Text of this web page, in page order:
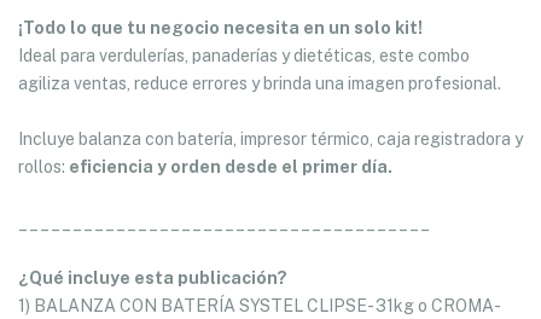
¡Todo lo que tu negocio necesita en un solo kit!
Ideal para verdulerías, panaderías y dietéticas, este combo
agiliza ventas, reduce errores y brinda una imagen profesional.
Incluye balanza con batería, impresor térmico, caja registradora y
rollos: eficiencia y orden desde el primer día.
¿Qué incluye esta publicación?
1) BALANZA CON BATERÍA SYSTEL CLIPSE- 31kg o CROMA-